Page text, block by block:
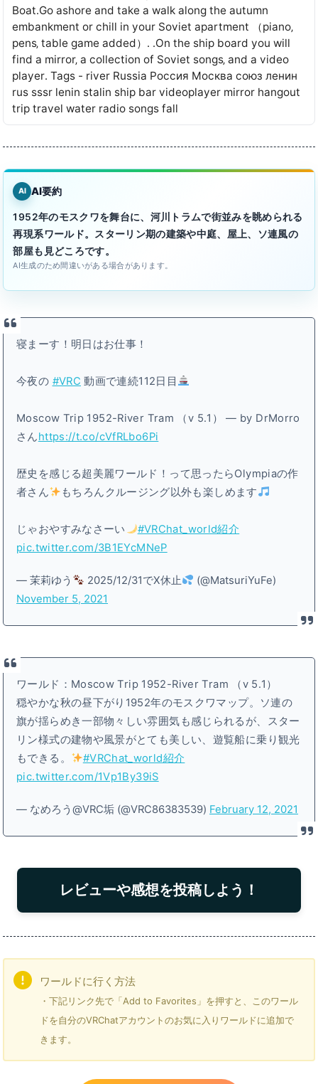
Boat․Go ashore and take a walk along the autumn
embankment or chill in your Soviet apartment （piano‚
pens‚ table game added）․ ․On the ship board you will
find a mirror‚ a collection of Soviet songs‚ and a video
player․ Tags - river Russia Россия Москва союз ленин
rus sssr lenin stalin ship bar videoplayer mirror hangout
trip travel water radio songs fall
AI AI要約
1952年のモスクワを舞台に、河川トラムで街並みを眺められる
再現系ワールド。スターリン期の建築や中庭、屋上、ソ連風の
部屋も見どころです。
AI生成のため間違いがある場合があります。
寝まーす！明日はお仕事！
今夜の #VRC 動画で連続112日目
Moscow Trip 1952-River Tram （v 5․1） — by DrMorro
さんhttps://t.co/cVfRLbo6Pi
歴史を感じる超美麗ワールド！って思ったらOlympiaの作
者さん
もちろんクルージング以外も楽しめます
じゃおやすみなさーい
#VRChat_world紹介
pic.twitter.com/3B1EYcMNeP
— 茉莉ゆう 2025/12/31でX休止
(@MatsuriYuFe)
November 5, 2021
ワールド：Moscow Trip 1952-River Tram （v 5․1）
穏やかな秋の昼下がり1952年のモスクワマップ。ソ連の
旗が揺らめき一部物々しい雰囲気も感じられるが、スター
リン様式の建物や風景がとても美しい、遊覧船に乗り観光
もできる。
#VRChat_world紹介
pic.twitter.com/1Vp1By39iS
— なめろう@VRC垢 (@VRC86383539) February 12, 2021
レビューや感想を投稿しよう！
ワールドに行く方法
・下記リンク先で「Add to Favorites」を押すと、このワール
ドを自分のVRChatアカウントのお気に入りワールドに追加で
きます。